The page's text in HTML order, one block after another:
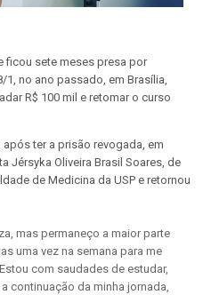
ficou sete meses presa por
no ano passado, em Brasília,
R$ 100 mil e retomar o curso
, após ter a prisão revogada, em
Jérsyka Oliveira Brasil Soares, de
de Medicina da USP e retornou
mas permaneço a maior parte
uma vez na semana para me
com saudades de estudar,
continuação da minha jornada,